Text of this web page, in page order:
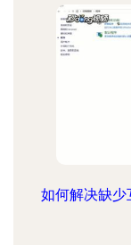
如何解决缺